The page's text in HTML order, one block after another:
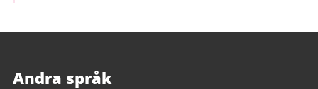
Andra språk